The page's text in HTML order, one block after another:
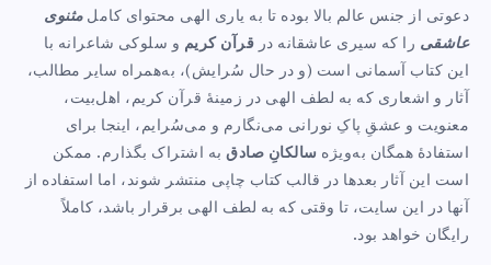
دعوتی از جنس عالم بالا بوده تا به یاری الهی محتوای کاملمثنوی
عاشقی را که سیری عاشقانه در قرآن کریم و سلوکی شاعرانه با
این کتاب آسمانی است (و در حال سُرایش)، به‌همراه سایر مطالب،
آثار و اشعاری که به لطف الهی در زمینهٔ قرآن کریم، اهل‌بیت،
معنویت و عشقِ پاکِ نورانی می‌نگارم و می‌سُرایم، اینجا برای
استفادهٔ همگان به‌ویژه سالکانِ صادق به اشتراک بگذارم. ممکن
است این آثار بعدها در قالب کتاب چاپی منتشر شوند، اما استفاده از
آنها در این سایت، تا وقتی که به لطف الهی برقرار باشد، کاملاً
رایگان خواهد بود.